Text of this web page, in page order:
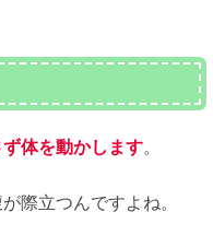
体を動かします。
際立つんですよね。